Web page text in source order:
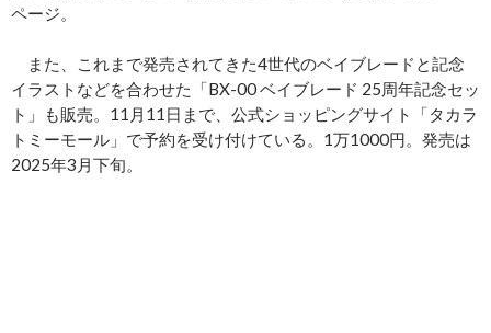
ページ。
また、これまで発売されてきた4世代のベイブレードと記念
イラストなどを合わせた「BX-00 ベイブレード 25周年記念セッ
ト」も販売。11月11日まで、公式ショッピングサイト「タカラ
トミーモール」で予約を受け付けている。1万1000円。発売は
2025年3月下旬。